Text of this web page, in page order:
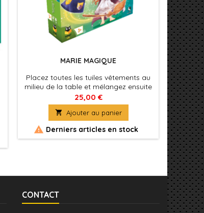
MARIE MAGIQUE
Placez toutes les tuiles vêtements au
milieu de la table et mélangez ensuite
toutes les cartes de recherche pour
former une pioche face visible. Placez
la figurine de Marie debout, prête à
partir à la recherche de ses vêtements
de magicienne.
25,00 €
 Ajouter au panier
 Derniers articles en stock
MON
Mon
Canard
dès

CONTACT